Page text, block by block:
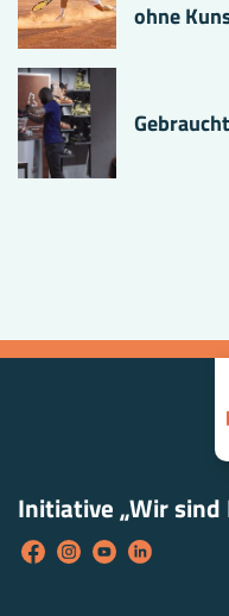
ohne
Initiative „Wir